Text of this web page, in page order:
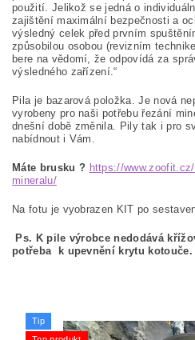
použití. Jelikož se jedná o
zajištění maximální bezpečnosti a
výsledný celek před prvním
způsobilou osobou (revizním
bere na vědomí, že odpovídá za
výsledného zařízení.“
Pila je bazarová položka. Je nová
vyrobeny pro naši potřebu řezání
dnešní době změnila. Pily tak i pro
nabídnout i Vám.
Máte brusku ? https://
mineralu/
Na fotu je vyobrazen KIT po
Ps. K pile výrobce nedodává
potřeba k upevnění krytu kotouče.
Tip